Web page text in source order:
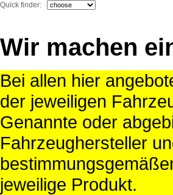
Quick finder:
Wir machen
Bei allen hier
der jeweiligen
Genannte oder
Fahrzeughersteller
jeweilige Produkt.